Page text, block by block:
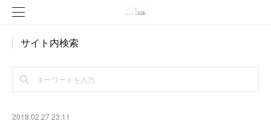
サイト内検索
2018.02.27 23:11